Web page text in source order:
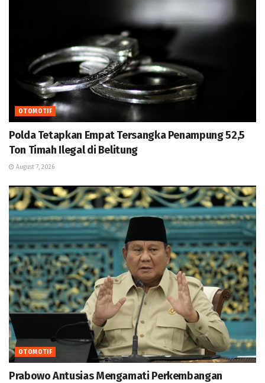
OTOMOTIF
Polda Tetapkan Empat Tersangka Penampung 52,5
Ton Timah Ilegal di Belitung
August 7, 2026
OTOMOTIF
Prabowo Antusias Mengamati Perkembangan